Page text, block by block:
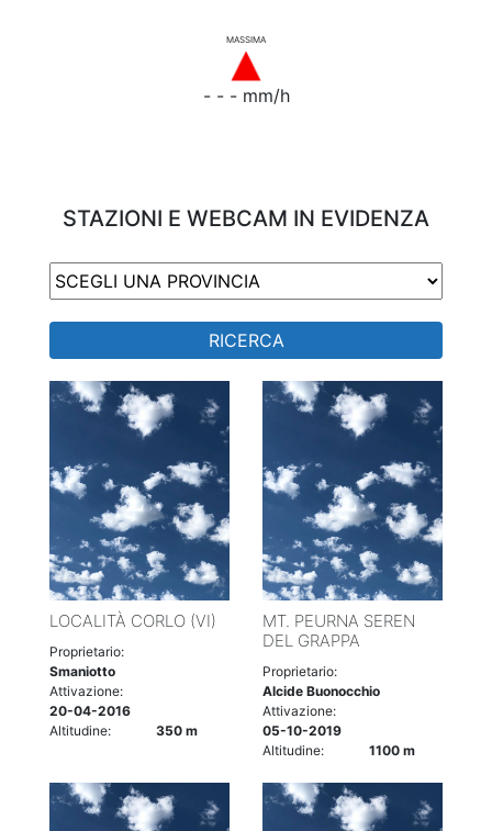
MASSIMA
- - - mm/h
STAZIONI E WEBCAM IN EVIDENZA
RICERCA
LOCALITÀ CORLO (VI)
Proprietario:
Smaniotto
Attivazione:
20-04-2016
Altitudine:
350 m
MT. PEURNA SEREN
DEL GRAPPA
Proprietario:
Alcide Buonocchio
Attivazione:
05-10-2019
Altitudine:
1100 m